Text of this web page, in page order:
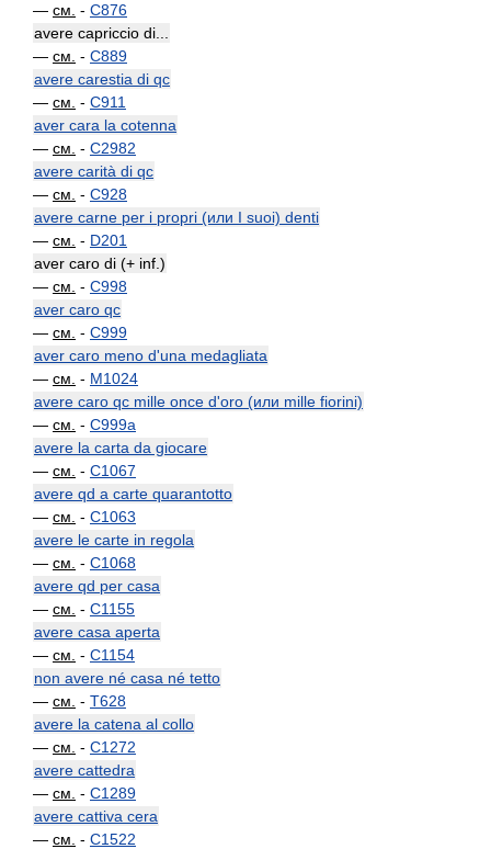
— см. - C876
avere capriccio di...
— см. - C889
avere carestia di qc
— см. - C911
aver cara la cotenna
— см. - C2982
avere carità di qc
— см. - C928
avere carne per i propri (или I suoi) denti
— см. - D201
aver caro di (+ inf.)
— см. - C998
aver caro qc
— см. - C999
aver caro meno d'una medagliata
— см. - M1024
avere caro qc mille once d'oro (или mille fiorini)
— см. - C999a
avere la carta da giocare
— см. - C1067
avere qd a carte quarantotto
— см. - C1063
avere le carte in regola
— см. - C1068
avere qd per casa
— см. - C1155
avere casa aperta
— см. - C1154
non avere né casa né tetto
— см. - T628
avere la catena al collo
— см. - C1272
avere cattedra
— см. - C1289
avere cattiva cera
— см. - C1522